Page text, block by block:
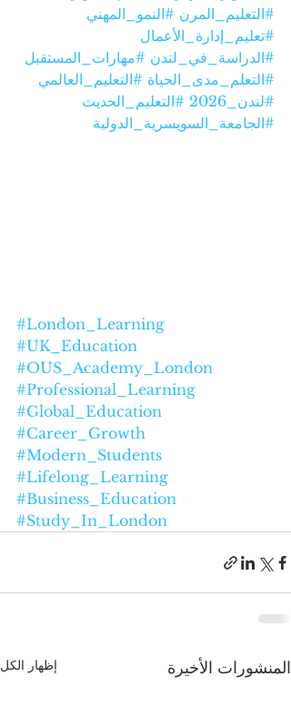
#التعليم_المرن #النمو_المهني
#تعليم_إدارة_الأعمال
#الدراسة_في_لندن #مهارات_المستقبل
#التعلم_مدى_الحياة #التعليم_العالمي
#لندن_2026
#التعليم_الحديث
#الجامعة_السويسرية_الدولية
#London_Learning
#UK_Education
#OUS_Academy_London
#Professional_Learning
#Global_Education
#Career_Growth
#Modern_Students
#Lifelong_Learning
#Business_Education
#Study_In_London
المنشورات الأخيرة إظهار الكل